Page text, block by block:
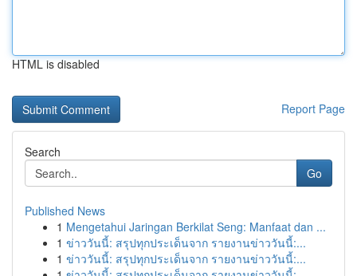
HTML is disabled
Report Page
Search
Go
Published News
1 Mengetahui Jaringan Berkilat Seng: Manfaat dan ...
1 ข่าววันนี้: สรุปทุกประเด็นจาก รายงานข่าววันนี้:...
1 ข่าววันนี้: สรุปทุกประเด็นจาก รายงานข่าววันนี้:...